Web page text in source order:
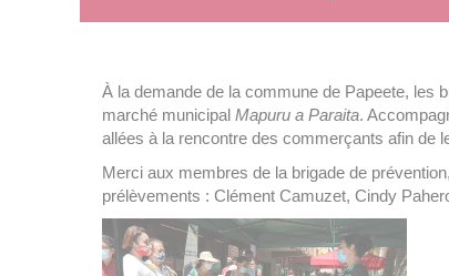
À la demande de la commune de Papeete, les
marché municipal Mapuru a Paraita.
allées à la rencontre des commerçants afin de
Merci aux membres de la brigade de
prélèvements : Clément Camuzet, Cindy